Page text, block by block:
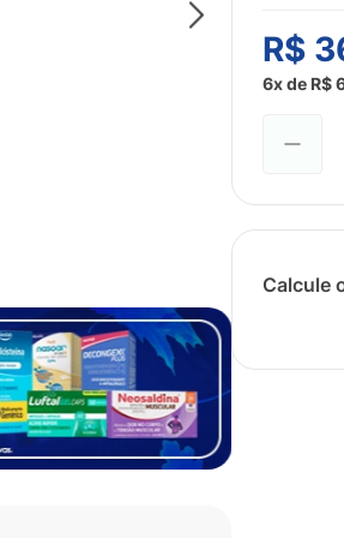
R$
6x de R$